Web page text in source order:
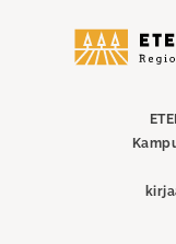
Etelä-